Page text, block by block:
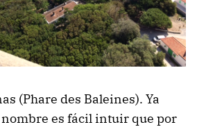
(Phare des Baleines). Ya
es fácil intuir que por